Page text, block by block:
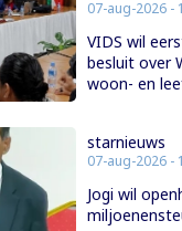
07-aug-2026 -
VIDS wil
besluit over
woon- en
starnieuws
07-aug-2026 -
Jogi wil